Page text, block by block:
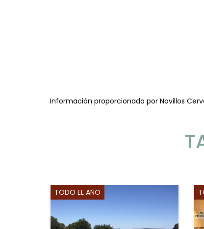
Información proporcionada por Novillos
TODO EL AÑO